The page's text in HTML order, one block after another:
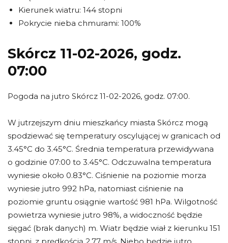
Kierunek wiatru: 144 stopni
Pokrycie nieba chmurami: 100%
Skórcz 11-02-2026, godz.
07:00
Pogoda na jutro Skórcz 11-02-2026, godz. 07:00.
W jutrzejszym dniu mieszkańcy miasta Skórcz mogą
spodziewać się temperatury oscylującej w granicach od
3.45°C do 3.45°C. Średnia temperatura przewidywana
o godzinie 07:00 to 3.45°C. Odczuwalna temperatura
wyniesie około 0.83°C. Ciśnienie na poziomie morza
wyniesie jutro 992 hPa, natomiast ciśnienie na
poziomie gruntu osiągnie wartość 981 hPa. Wilgotność
powietrza wyniesie jutro 98%, a widoczność będzie
sięgać (brak danych) m. Wiatr będzie wiał z kierunku 151
stopni, z prędkością 2.77 m/s. Niebo będzie jutro